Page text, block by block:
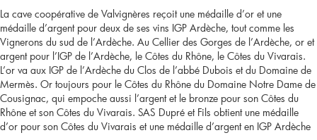
La cave coopérative de Valvignères reçoit une médaille d’or et une
médaille d’argent pour deux de ses vins IGP Ardèche, tout comme les
Vignerons du sud de l’Ardèche. Au Cellier des Gorges de l’Ardèche, or et
argent pour l’IGP de l’Ardèche, le Côtes du Rhône, le Côtes du Vivarais.
L’or va aux IGP de l’Ardèche du Clos de l’abbé Dubois et du Domaine de
Mermès. Or toujours pour le Côtes du Rhône du Domaine Notre Dame de
Cousignac, qui empoche aussi l’argent et le bronze pour son Côtes du
Rhône et son Côtes du Vivarais. SAS Dupré et Fils obtient une médaille
d’or pour son Côtes du Vivarais et une médaille d’argent en IGP Ardèche